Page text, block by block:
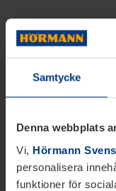
Samtycke
Denna webbplats
Vi, Hörmann
personalisera
funktioner för